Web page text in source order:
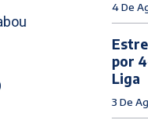
4 De
por
Liga
3 De